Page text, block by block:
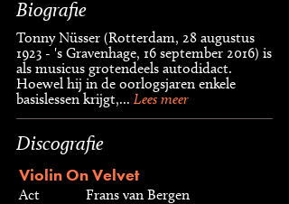
Biografie
Tonny Nüsser (Rotterdam, 28 augustus
1923 - 's Gravenhage, 16 september 2016) is
als musicus grotendeels autodidact.
Hoewel hij in de oorlogsjaren enkele
basislessen krijgt,... Lees meer
Discografie
Violin On Velvet
Act
Frans van Bergen